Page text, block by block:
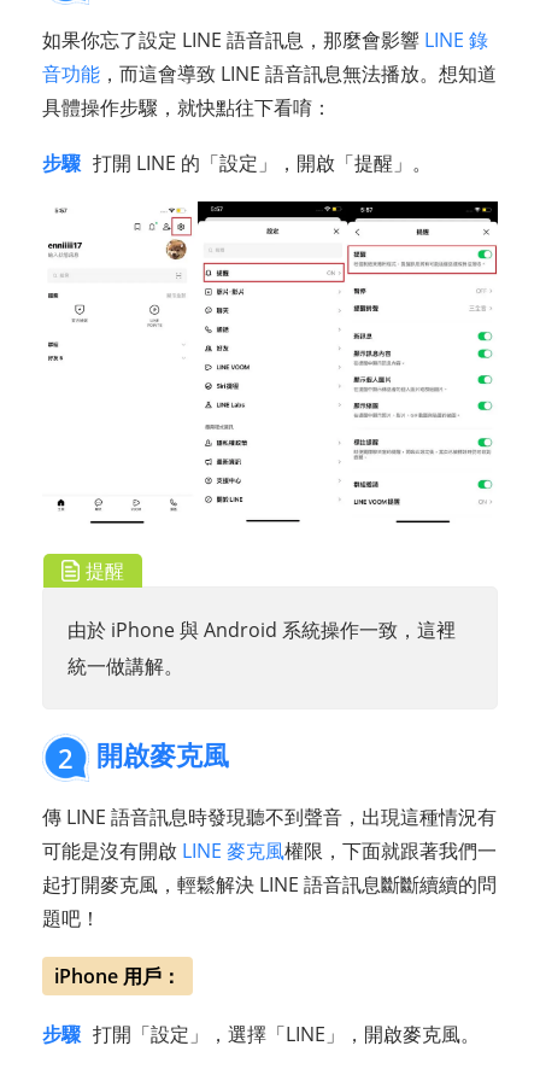
如果你忘了設定 LINE 語音訊息，那麼會影響 LINE 錄
音功能 ，而這會導致 LINE 語音訊息無法播放。想知道
具體操作步驟，就快點往下看唷：
步驟 打開 LINE 的「設定」，開啟「提醒」。
提醒
由於 iPhone 與 Android 系統操作一致，這裡
統一做講解。
2 開啟麥克風
傳 LINE 語音訊息時發現聽不到聲音，出現這種情況有
可能是沒有開啟 LINE 麥克風權限，下面就跟著我們一
起打開麥克風，輕鬆解決 LINE 語音訊息斷斷續續的問
題吧！
iPhone 用戶：
步驟 打開「設定」，選擇「LINE」，開啟麥克風。